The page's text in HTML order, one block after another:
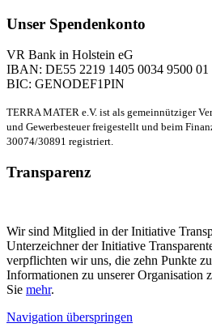
Unser Spendenkonto
VR Bank in Holstein eG
IBAN: DE55 2219 1405 0034 9500 01
BIC: GENODEF1PIN
TERRA MATER e.V. ist als gemeinnütziger
und Gewerbesteuer freigestellt und beim
30074/30891 registriert.
Transparenz
Wir sind Mitglied in der Initiative
Unterzeichner der Initiative
verpflichten wir uns, die zehn Punkte
Informationen zu unserer Organisation
Sie mehr.
Navigation überspringen